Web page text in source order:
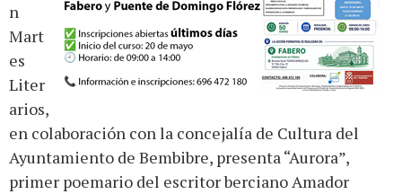
n
Mart
es
Liter
arios,
en colaboración con la concejalía de Cultura del
Ayuntamiento de Bembibre, presenta “Aurora”,
primer poemario del escritor berciano Amador